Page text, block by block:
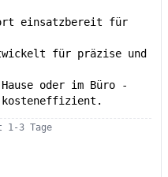
einsatzbereit für
für präzise und
oder im Büro -
3 Tage